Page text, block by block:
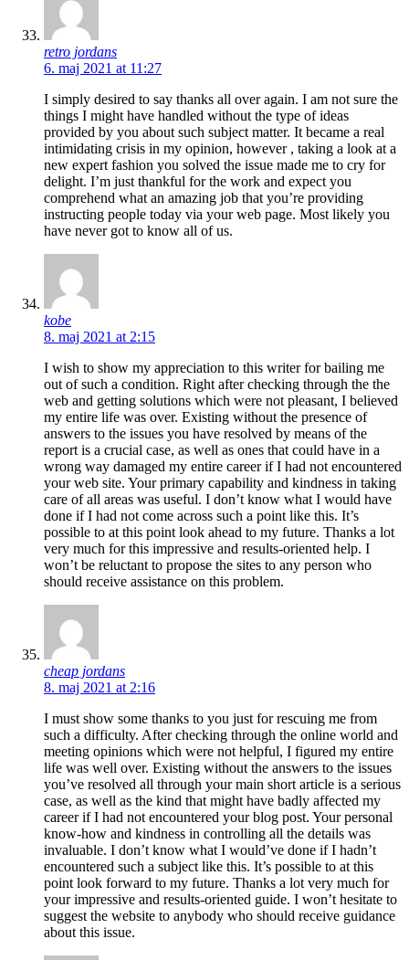
retro jordans
6. maj 2021 at 11:27
I simply desired to say thanks all over again. I am not sure the
things I might have handled without the type of ideas
provided by you about such subject matter. It became a real
intimidating crisis in my opinion, however , taking a look at a
new expert fashion you solved the issue made me to cry for
delight. I’m just thankful for the work and expect you
comprehend what an amazing job that you’re providing
instructing people today via your web page. Most likely you
have never got to know all of us.
kobe
8. maj 2021 at 2:15
I wish to show my appreciation to this writer for bailing me
out of such a condition. Right after checking through the the
web and getting solutions which were not pleasant, I believed
my entire life was over. Existing without the presence of
answers to the issues you have resolved by means of the
report is a crucial case, as well as ones that could have in a
wrong way damaged my entire career if I had not encountered
your web site. Your primary capability and kindness in taking
care of all areas was useful. I don’t know what I would have
done if I had not come across such a point like this. It’s
possible to at this point look ahead to my future. Thanks a lot
very much for this impressive and results-oriented help. I
won’t be reluctant to propose the sites to any person who
should receive assistance on this problem.
cheap jordans
8. maj 2021 at 2:16
I must show some thanks to you just for rescuing me from
such a difficulty. After checking through the online world and
meeting opinions which were not helpful, I figured my entire
life was well over. Existing without the answers to the issues
you’ve resolved all through your main short article is a serious
case, as well as the kind that might have badly affected my
career if I had not encountered your blog post. Your personal
know-how and kindness in controlling all the details was
invaluable. I don’t know what I would’ve done if I hadn’t
encountered such a subject like this. It’s possible to at this
point look forward to my future. Thanks a lot very much for
your impressive and results-oriented guide. I won’t hesitate to
suggest the website to anybody who should receive guidance
about this issue.